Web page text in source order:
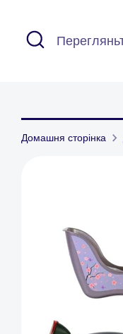
змісту
Шукати
Перегляньте
наш
Домашня сторінка